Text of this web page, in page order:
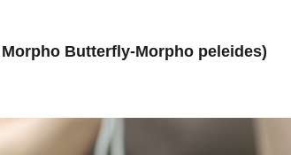
Butterfly-Morpho peleides)